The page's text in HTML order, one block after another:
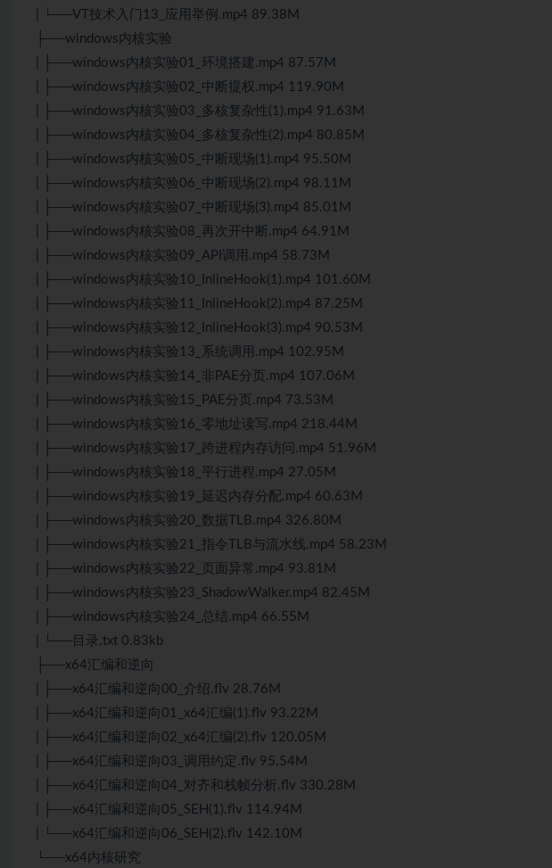
| └──VT技术入门13_应用举例.mp4 89.38M
├──windows内核实验
| ├──windows内核实验01_环境搭建.mp4 87.57M
| ├──windows内核实验02_中断提权.mp4 119.90M
| ├──windows内核实验03_多核复杂性(1).mp4 91.63M
| ├──windows内核实验04_多核复杂性(2).mp4 80.85M
| ├──windows内核实验05_中断现场(1).mp4 95.50M
| ├──windows内核实验06_中断现场(2).mp4 98.11M
| ├──windows内核实验07_中断现场(3).mp4 85.01M
| ├──windows内核实验08_再次开中断.mp4 64.91M
| ├──windows内核实验09_API调用.mp4 58.73M
| ├──windows内核实验10_InlineHook(1).mp4 101.60M
| ├──windows内核实验11_InlineHook(2).mp4 87.25M
| ├──windows内核实验12_InlineHook(3).mp4 90.53M
| ├──windows内核实验13_系统调用.mp4 102.95M
| ├──windows内核实验14_非PAE分页.mp4 107.06M
| ├──windows内核实验15_PAE分页.mp4 73.53M
| ├──windows内核实验16_零地址读写.mp4 218.44M
| ├──windows内核实验17_跨进程内存访问.mp4 51.96M
| ├──windows内核实验18_平行进程.mp4 27.05M
| ├──windows内核实验19_延迟内存分配.mp4 60.63M
| ├──windows内核实验20_数据TLB.mp4 326.80M
| ├──windows内核实验21_指令TLB与流水线.mp4 58.23M
| ├──windows内核实验22_页面异常.mp4 93.81M
| ├──windows内核实验23_ShadowWalker.mp4 82.45M
| ├──windows内核实验24_总结.mp4 66.55M
| └──目录.txt 0.83kb
├──x64汇编和逆向
| ├──x64汇编和逆向00_介绍.flv 28.76M
| ├──x64汇编和逆向01_x64汇编(1).flv 93.22M
| ├──x64汇编和逆向02_x64汇编(2).flv 120.05M
| ├──x64汇编和逆向03_调用约定.flv 95.54M
| ├──x64汇编和逆向04_对齐和栈帧分析.flv 330.28M
| ├──x64汇编和逆向05_SEH(1).flv 114.94M
| └──x64汇编和逆向06_SEH(2).flv 142.10M
└──x64内核研究